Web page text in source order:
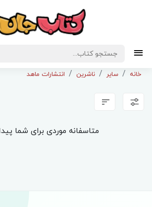
خانه سایر ناشرین انتشارات ماهد
متاسفانه موردی برای شما